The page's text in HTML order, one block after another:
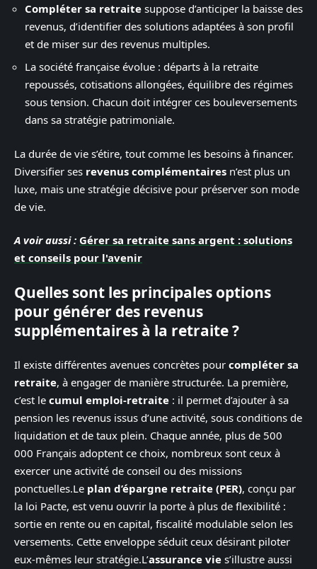
Compléter sa retraite suppose d’anticiper la baisse des
revenus, d’identifier des solutions adaptées à son profil
et de miser sur des revenus multiples.
La société française évolue : départs à la retraite
repoussés, cotisations allongées, équilibre des régimes
sous tension. Chacun doit intégrer ces bouleversements
dans sa stratégie patrimoniale.
La durée de vie s’étire, tout comme les besoins à financer.
Diversifier ses revenus complémentaires n’est plus un
luxe, mais une stratégie décisive pour préserver son mode
de vie.
A voir aussi : Gérer sa retraite sans argent : solutions
et conseils pour l'avenir
Quelles sont les principales options
pour générer des revenus
supplémentaires à la retraite ?
Il existe différentes avenues concrètes pour compléter sa
retraite, à engager de manière structurée. La première,
c’est le cumul emploi-retraite : il permet d’ajouter à sa
pension les revenus issus d’une activité, sous conditions de
liquidation et de taux plein. Chaque année, plus de 500
000 Français adoptent ce choix, nombreux sont ceux à
exercer une activité de conseil ou des missions
ponctuelles.Le plan d’épargne retraite (PER), conçu par
la loi Pacte, est venu ouvrir la porte à plus de flexibilité :
sortie en rente ou en capital, fiscalité modulable selon les
versements. Cette enveloppe séduit ceux désirant piloter
eux-mêmes leur stratégie.L’assurance vie s’illustre aussi